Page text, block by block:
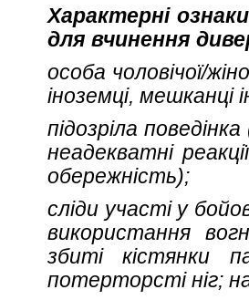
Характерні
для вчинення
особа чоловічої/
іноземці, мешканці
підозріла поведінка
неадекватні
обережність);
сліди участі у
використання
збиті кістянки
потерторсті ніг;